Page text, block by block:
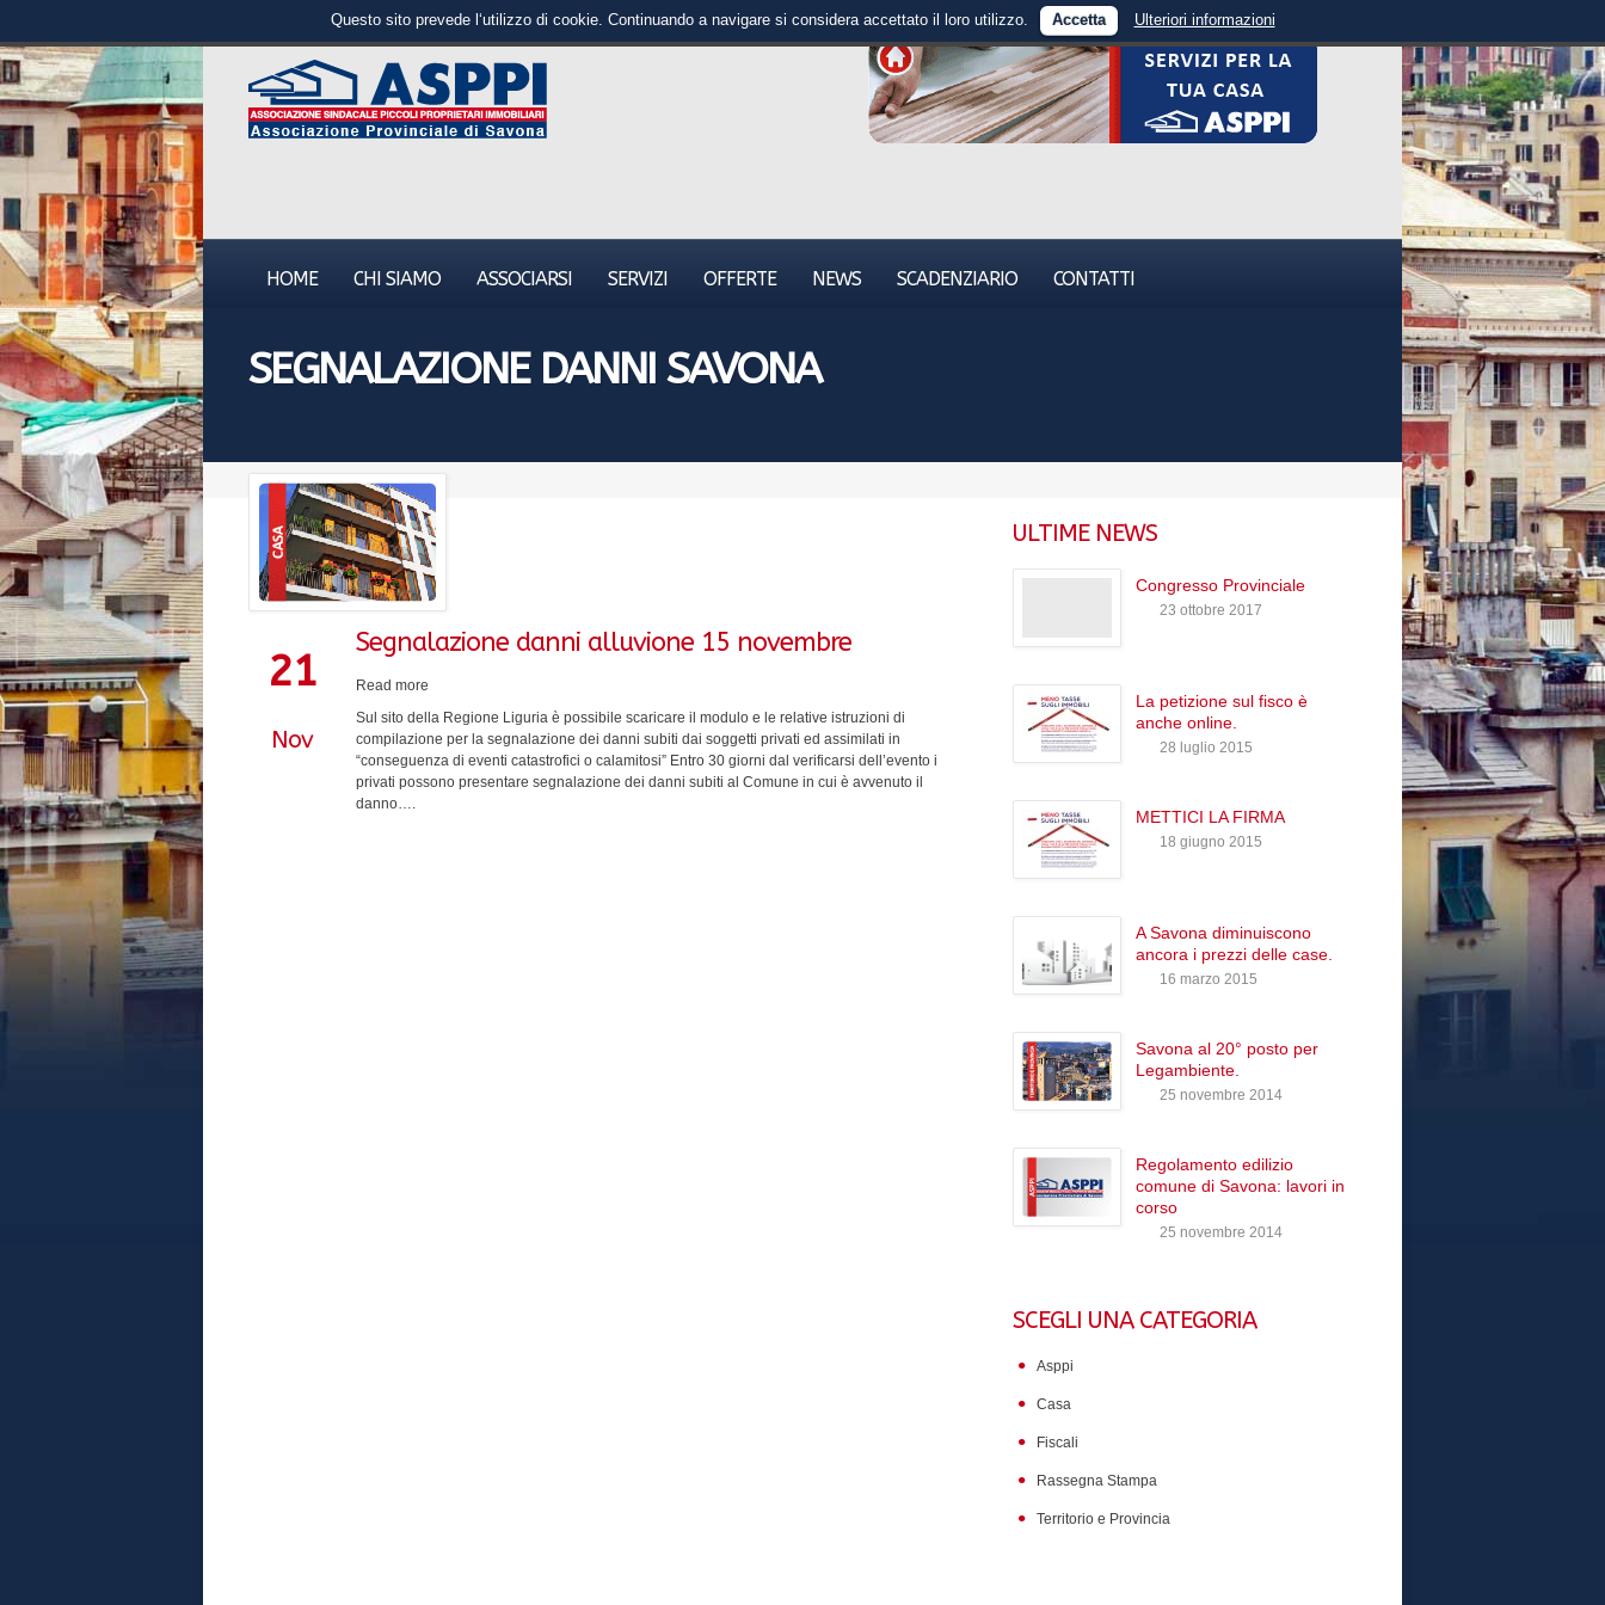
HOME CHI SIAMO ASSOCIARSI SERVIZI OFFERTE NEWS SCADENZIARIO CONTATTI
SEGNALAZIONE DANNI SAVONA
21
Nov
Segnalazione danni alluvione 15 novembre
Read more
Sul sito della Regione Liguria è possibile scaricare il modulo e le relative istruzioni di
compilazione per la segnalazione dei danni subiti dai soggetti privati ed assimilati in
“conseguenza di eventi catastrofici o calamitosi” Entro 30 giorni dal verificarsi dell’evento i
privati possono presentare segnalazione dei danni subiti al Comune in cui è avvenuto il
danno….
ULTIME NEWS
Congresso Provinciale
23 ottobre 2017
La petizione sul fisco è
anche online.
28 luglio 2015
METTICI LA FIRMA
18 giugno 2015
A Savona diminuiscono
ancora i prezzi delle case.
16 marzo 2015
Savona al 20° posto per
Legambiente.
25 novembre 2014
Regolamento edilizio
comune di Savona: lavori in
corso
25 novembre 2014
SCEGLI UNA CATEGORIA
Asppi
Casa
Fiscali
Rassegna Stampa
Territorio e Provincia
Questo sito prevede l‘utilizzo di cookie. Continuando a navigare si considera accettato il loro utilizzo. Accetta Ulteriori informazioni